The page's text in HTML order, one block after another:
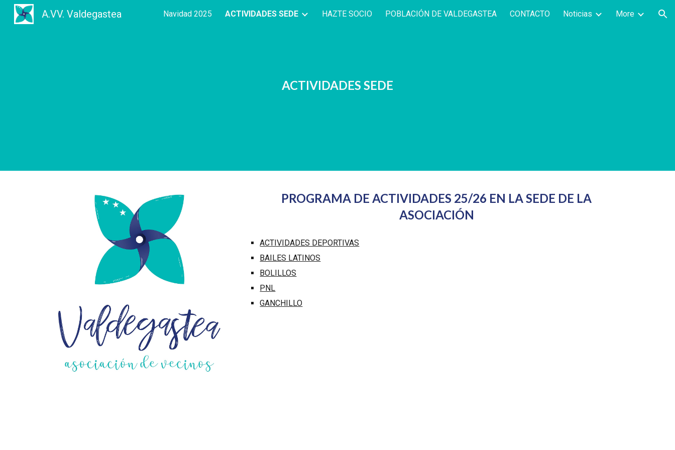
Skip to main content Skip to navigation
A.VV. Valdegastea Navidad 2025 ACTIVIDADES SEDE HAZTE SOCIO POBLACIÓN DE VALDEGASTEA CONTACTO Noticias More
ACTIVIDADES SEDE
PROGRAMA DE ACTIVIDADES 25/26 EN LA SEDE DE LA
ASOCIACIÓN
ACTIVIDADES DEPORTIVAS
BAILES LATINOS
BOLILLOS
PNL
GANCHILLO